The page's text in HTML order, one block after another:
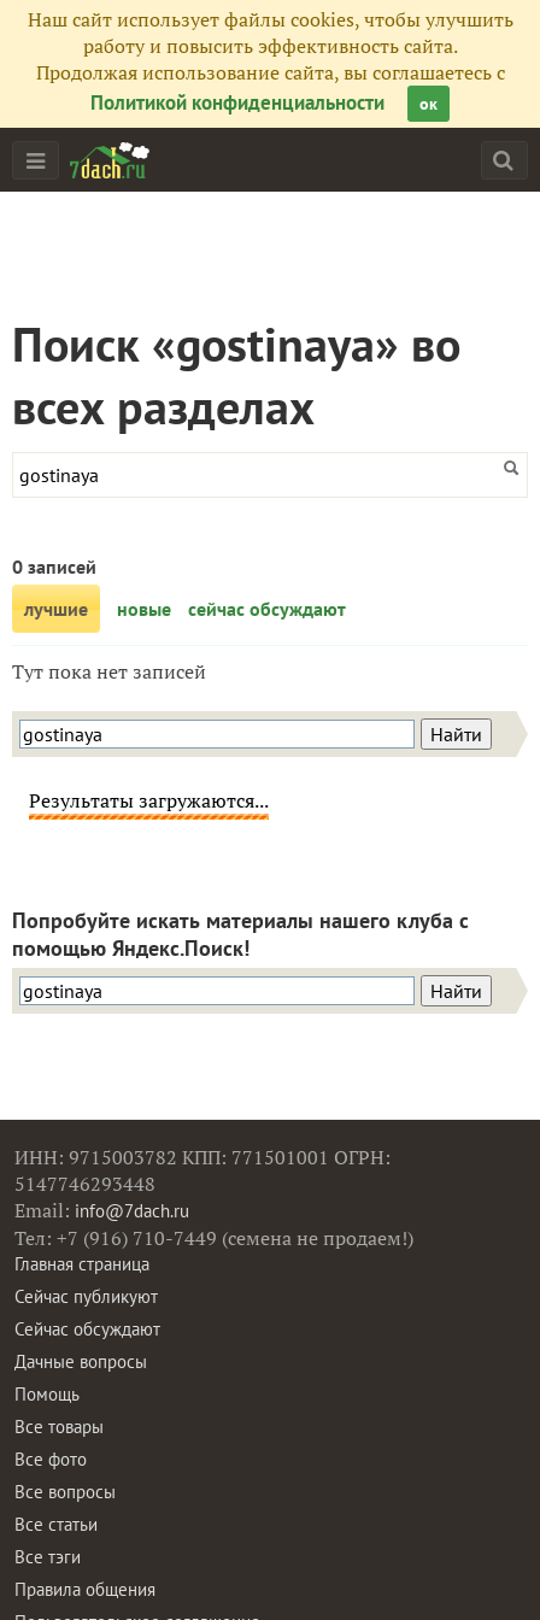
Наш сайт использует файлы cookies, чтобы улучшить
работу и повысить эффективность сайта.
Продолжая использование сайта, вы соглашаетесь с
Политикой конфиденциальности
ок
Поиск «gostinaya» во
всех разделах
0 записей
лучшие
новые сейчас обсуждают
Тут пока нет записей
Результаты загружаются...
Попробуйте искать материалы нашего клуба с
помощью Яндекс.Поиск!
ИНН: 9715003782 КПП: 771501001 ОГРН:
5147746293448
Email: info@7dach.ru
Тел: +7 (916) 710-7449 (семена не продаем!)
Главная страница
Сейчас публикуют
Сейчас обсуждают
Дачные вопросы
Помощь
Все товары
Все фото
Все вопросы
Все статьи
Все тэги
Правила общения